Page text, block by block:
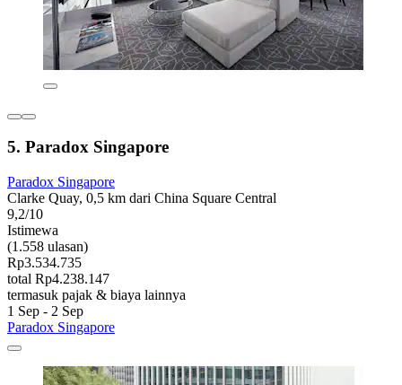
5. Paradox Singapore
Paradox Singapore
Clarke Quay, 0,5 km dari China Square Central
9,2/10
Istimewa
(1.558 ulasan)
Rp3.534.735
total Rp4.238.147
termasuk pajak & biaya lainnya
1 Sep - 2 Sep
Paradox Singapore